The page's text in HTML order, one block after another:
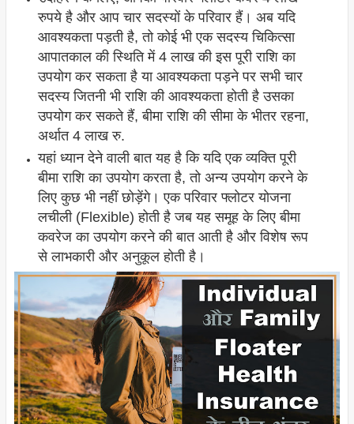
रुपये है और आप चार सदस्यों के परिवार हैं। अब यदि
आवश्यकता पड़ती है, तो कोई भी एक सदस्य चिकित्सा
आपातकाल की स्थिति में 4 लाख की इस पूरी राशि का
उपयोग कर सकता है या आवश्यकता पड़ने पर सभी चार
सदस्य जितनी भी राशि की आवश्यकता होती है उसका
उपयोग कर सकते हैं, बीमा राशि की सीमा के भीतर रहना,
अर्थात 4 लाख रु.
यहां ध्यान देने वाली बात यह है कि यदि एक व्यक्ति पूरी
बीमा राशि का उपयोग करता है, तो अन्य उपयोग करने के
लिए कुछ भी नहीं छोड़ेंगे। एक परिवार फ्लोटर योजना
लचीली (Flexible) होती है जब यह समूह के लिए बीमा
कवरेज का उपयोग करने की बात आती है और विशेष रूप
से लाभकारी और अनुकूल होती है।